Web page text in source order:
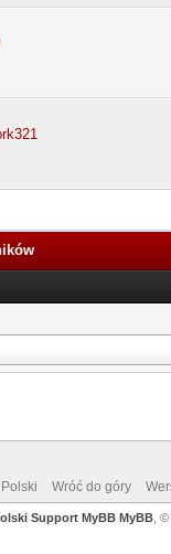
Wróć do góry
Support MyBB MyBB, ©